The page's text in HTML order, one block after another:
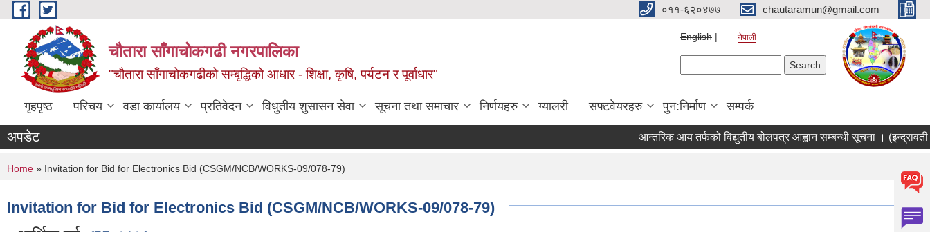
Skip to main content ०११-६२०४७७ chautaramun@gmail.com
चौतारा साँगाचोकगढी नगरपालिका
"चौतारा साँगाचोकगढीको सम्बृद्धिको आधार - शिक्षा, कृषि, पर्यटन र पूर्वाधार"
English नेपाली
गृहपृष्ठ परिचय वडा कार्यालय प्रतिवेदन विधुतीय शुसासन सेवा सूचना तथा समाचार निर्णयहरु ग्यालरी सफ्टवेयरहरु पुन:निर्माण सम्पर्क
अपडेट आन्तरिक आय तर्फको विद्युतीय बोलपत्र आह्वान सम्बन्धी सूचना । (इन्द्रावती तर्फ)
You are here
Home » Invitation for Bid for Electronics Bid (CSGM/NCB/WORKS-09/078-79)
Invitation for Bid for Electronics Bid (CSGM/NCB/WORKS-09/078-79)